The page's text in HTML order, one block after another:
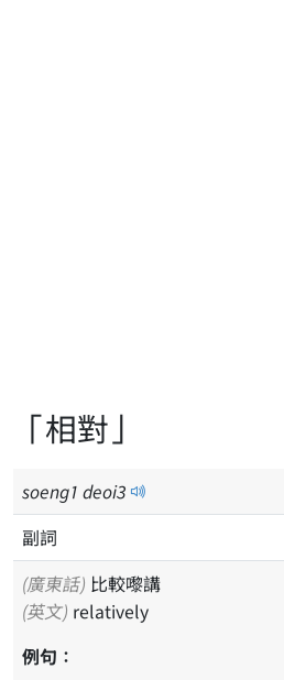
「相對」
soeng1 deoi3
副詞
(廣東話) 比較嚟講
(英文) relatively
例句：